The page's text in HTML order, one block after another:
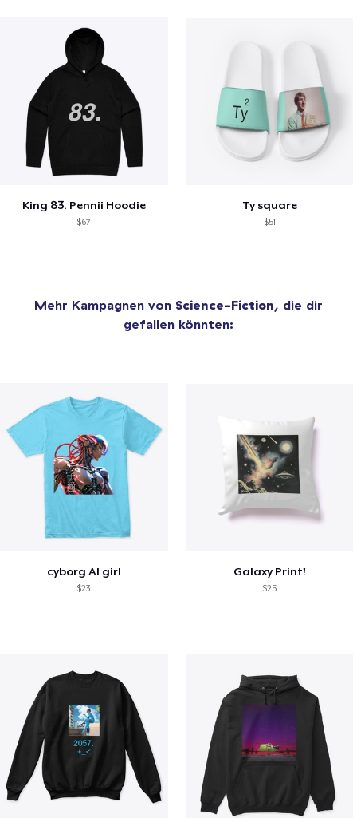
King 83. Pennii Hoodie
$67
Ty square
$51
Mehr Kampagnen von Science-Fiction, die dir
gefallen könnten:
cyborg AI girl
$23
Galaxy Print!
$25